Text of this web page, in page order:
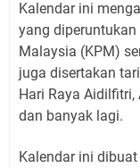
Kalendar ini
yang
Malaysia (KPM)
juga disertakan
Hari Raya Aidilfitri,
dan banyak lagi.
Kalendar ini